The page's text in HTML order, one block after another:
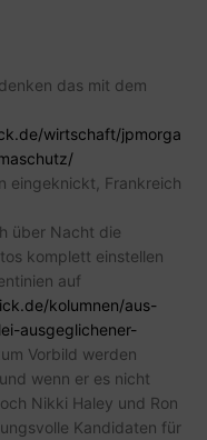
das mit dem
wirtschaft/jpmorga
eingeknickt, Frankreich
über Nacht die
komplett einstellen
auf
kolumnen/aus-
ausgeglichener-
Vorbild werden
wenn er es nicht
Nikki Haley und Ron
Kandidaten für